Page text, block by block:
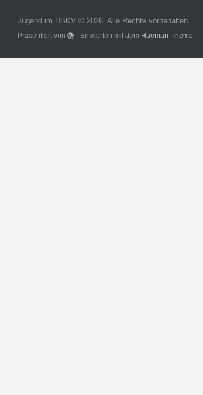
Jugend im DBKV © 2026. Alle Rechte vorbehalten.
Präsentiert von - Entworfen mit dem Hueman-Theme